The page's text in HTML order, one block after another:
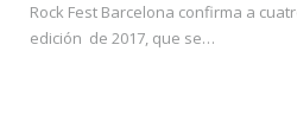
Rock Fest Barcelona confirma a
edición de 2017, que se…